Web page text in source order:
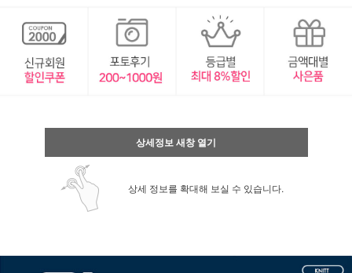
상세정보 새창 열기
상세 정보를 확대해 보실 수 있습니다.